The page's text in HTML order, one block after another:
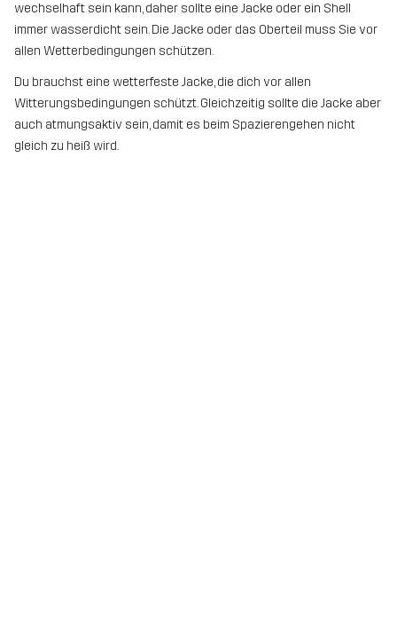
wechselhaft sein kann, daher sollte eine Jacke oder ein Shell
immer wasserdicht sein. Die Jacke oder das Oberteil muss Sie vor
allen Wetterbedingungen schützen.
Du brauchst eine wetterfeste Jacke, die dich vor allen
Witterungsbedingungen schützt. Gleichzeitig sollte die Jacke aber
auch atmungsaktiv sein, damit es beim Spazierengehen nicht
gleich zu heiß wird.